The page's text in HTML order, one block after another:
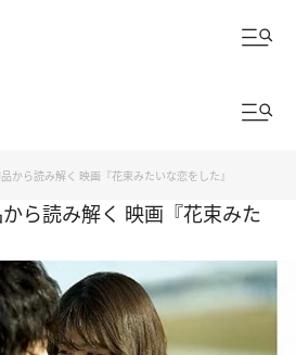
から読み解く 映画『花束みたいな恋をした』
く 映画『花束みた